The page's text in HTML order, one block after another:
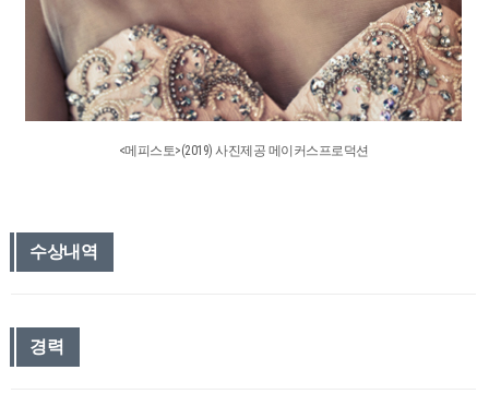
<메피스토>(2019) 사진제공 메이커스프로덕션
수상내역
경력